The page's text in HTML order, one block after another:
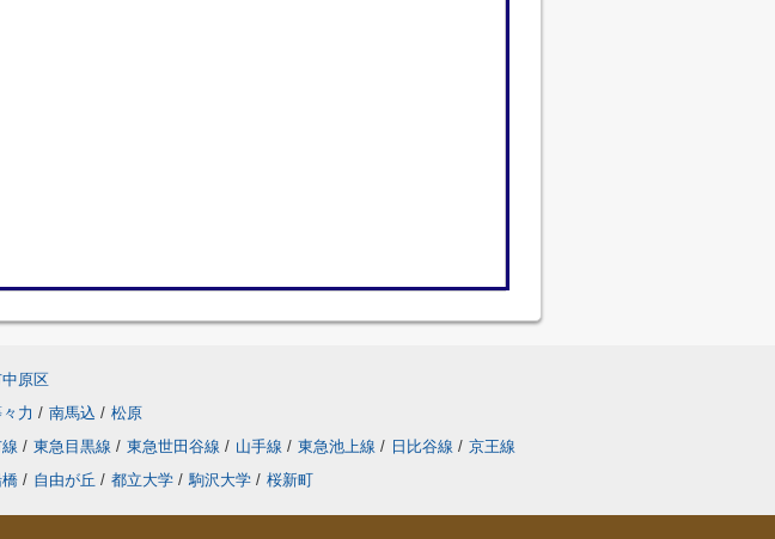
中原区
力 / 南馬込 / 松原
/ 東急目黒線 / 東急世田谷線 / 山手線 / 東急池上線 / 日比谷線 / 京王線
/ 自由が丘 / 都立大学 / 駒沢大学 / 桜新町